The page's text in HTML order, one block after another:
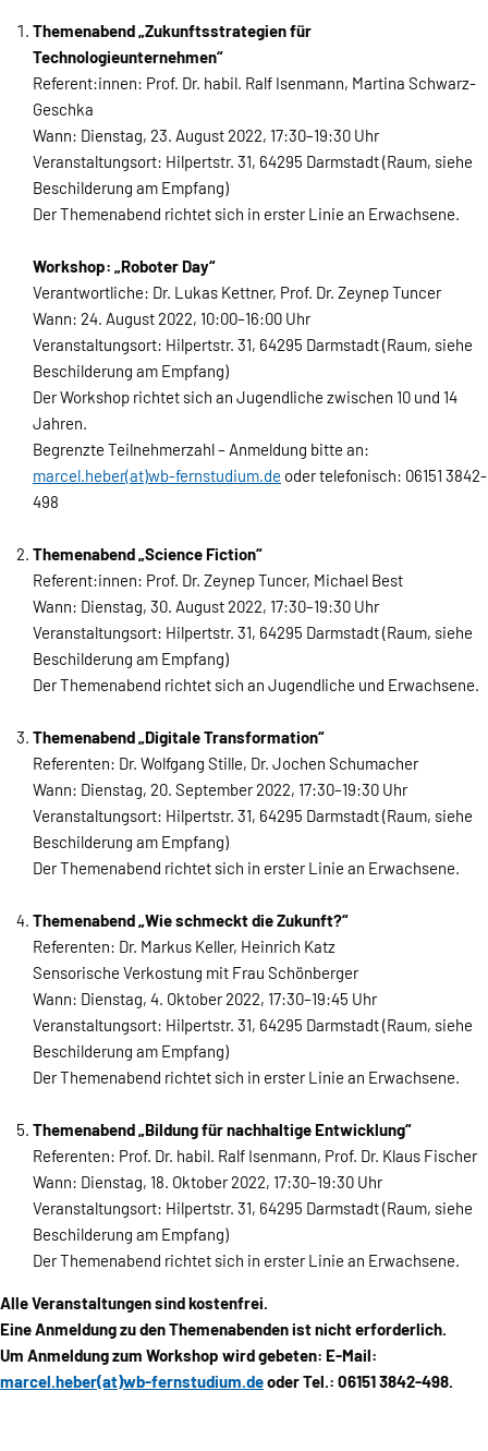
Themenabend „Zukunftsstrategien für
Technologieunternehmen“
Referent:innen: Prof. Dr. habil. Ralf Isenmann, Martina Schwarz-
Geschka
Wann: Dienstag, 23. August 2022, 17:30–19:30 Uhr
Veranstaltungsort: Hilpertstr. 31, 64295 Darmstadt (Raum, siehe
Beschilderung am Empfang)
Der Themenabend richtet sich in erster Linie an Erwachsene.
Workshop: „Roboter Day“
Verantwortliche: Dr. Lukas Kettner, Prof. Dr. Zeynep Tuncer
Wann: 24. August 2022, 10:00–16:00 Uhr
Veranstaltungsort: Hilpertstr. 31, 64295 Darmstadt (Raum, siehe
Beschilderung am Empfang)
Der Workshop richtet sich an Jugendliche zwischen 10 und 14
Jahren.
Begrenzte Teilnehmerzahl – Anmeldung bitte an:
marcel.heber(at)wb-fernstudium.de oder telefonisch: 06151 3842-
498
Themenabend „Science Fiction“
Referent:innen: Prof. Dr. Zeynep Tuncer, Michael Best
Wann: Dienstag, 30. August 2022, 17:30–19:30 Uhr
Veranstaltungsort: Hilpertstr. 31, 64295 Darmstadt (Raum, siehe
Beschilderung am Empfang)
Der Themenabend richtet sich an Jugendliche und Erwachsene.
Themenabend „Digitale Transformation“
Referenten: Dr. Wolfgang Stille, Dr. Jochen Schumacher
Wann: Dienstag, 20. September 2022, 17:30–19:30 Uhr
Veranstaltungsort: Hilpertstr. 31, 64295 Darmstadt (Raum, siehe
Beschilderung am Empfang)
Der Themenabend richtet sich in erster Linie an Erwachsene.
Themenabend „Wie schmeckt die Zukunft?“
Referenten: Dr. Markus Keller, Heinrich Katz
Sensorische Verkostung mit Frau Schönberger
Wann: Dienstag, 4. Oktober 2022, 17:30–19:45 Uhr
Veranstaltungsort: Hilpertstr. 31, 64295 Darmstadt (Raum, siehe
Beschilderung am Empfang)
Der Themenabend richtet sich in erster Linie an Erwachsene.
Themenabend „Bildung für nachhaltige Entwicklung“
Referenten: Prof. Dr. habil. Ralf Isenmann, Prof. Dr. Klaus Fischer
Wann: Dienstag, 18. Oktober 2022, 17:30–19:30 Uhr
Veranstaltungsort: Hilpertstr. 31, 64295 Darmstadt (Raum, siehe
Beschilderung am Empfang)
Der Themenabend richtet sich in erster Linie an Erwachsene.
Alle Veranstaltungen sind kostenfrei.
Eine Anmeldung zu den Themenabenden ist nicht erforderlich.
Um Anmeldung zum Workshop wird gebeten: E-Mail:
marcel.heber(at)wb-fernstudium.deoder Tel.: 06151 3842-498.